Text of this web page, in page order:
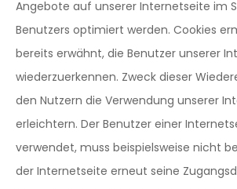
Angebote auf unserer Internetseite im
Benutzers optimiert werden. Cookies
bereits erwähnt, die Benutzer unserer
wiederzuerkennen. Zweck dieser
den Nutzern die Verwendung unserer
erleichtern. Der Benutzer einer
verwendet, muss beispielsweise nicht
der Internetseite erneut seine